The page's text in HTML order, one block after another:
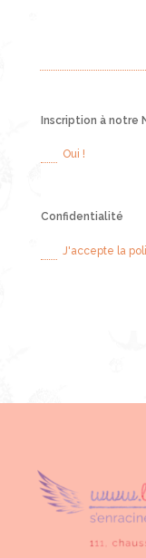
Inscription à notre
Oui !
Confidentialité
J'accepte la